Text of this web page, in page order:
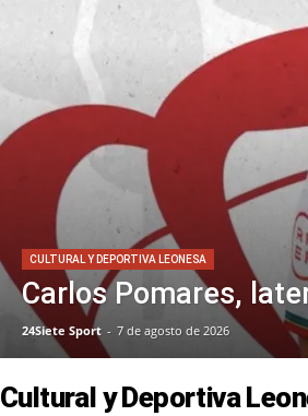
CULTURAL Y DEPORTIVA LEONESA
Carlos Pomares,
24Siete Sport - 7 de agosto de 2026
Cultural y Deportiva